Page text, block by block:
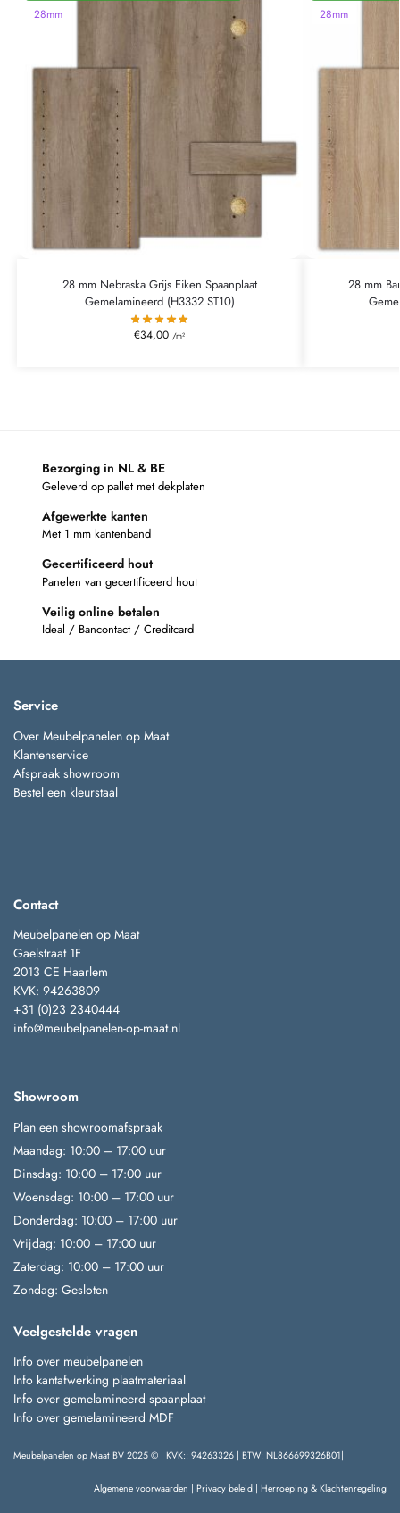
28mm
28 mm Nebraska Grijs Eiken Spaanplaat
Gemelamineerd (H3332 ST10)
€34,00 /m²
28mm
28 mm
Bezorging in NL & BE
Geleverd op pallet met dekplaten
Afgewerkte kanten
Met 1 mm kantenband
Gecertificeerd hout
Panelen van gecertificeerd hout
Veilig online betalen
Ideal / Bancontact / Creditcard
Service
Over Meubelpanelen op Maat
Klantenservice
Afspraak showroom
Bestel een kleurstaal
Contact
Meubelpanelen op Maat
Gaelstraat 1F
2013 CE Haarlem
KVK: 94263809
+31 (0)23 2340444
info@meubelpanelen-op-maat.nl
Showroom
Plan een showroomafspraak
Maandag: 10:00 – 17:00 uur
Dinsdag: 10:00 – 17:00 uur
Woensdag: 10:00 – 17:00 uur
Donderdag: 10:00 – 17:00 uur
Vrijdag: 10:00 – 17:00 uur
Zaterdag: 10:00 – 17:00 uur
Zondag: Gesloten
Veelgestelde vragen
Info over meubelpanelen
Info kantafwerking plaatmateriaal
Info over gemelamineerd spaanplaat
Info over gemelamineerd MDF
Meubelpanelen op Maat BV 2025 © | KVK:: 94263326 | BTW: NL866699326B01|
Algemene voorwaarden | Privacy beleid | Herroeping & Klachtenregeling